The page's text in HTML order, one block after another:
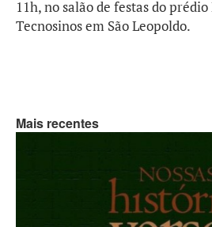
11h, no salão de festas do
Tecnosinos em São Leopoldo.
Mais recentes